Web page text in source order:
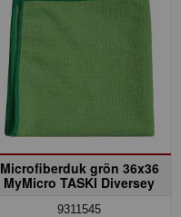
Microfiberduk grön 36x36
MyMicro TASKI Diversey
9311545